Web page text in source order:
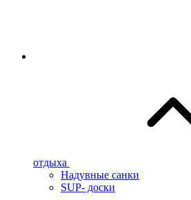
отдыха
Надувные санки
SUP- доски